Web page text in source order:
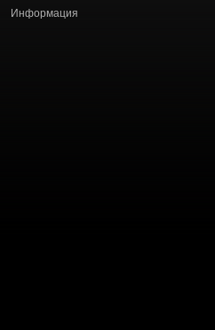
Информация